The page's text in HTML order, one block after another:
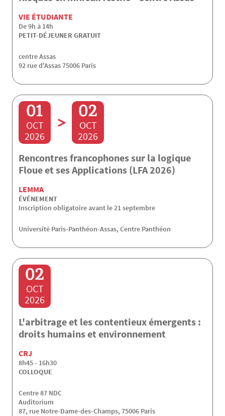
VIE ÉTUDIANTE
De 9h à 14h
PETIT-DÉJEUNER GRATUIT
centre Assas
92 rue d'Assas 75006 Paris
01
OCT
2026
> 02
OCT
2026
Rencontres francophones sur la logique
Floue et ses Applications (LFA 2026)
LEMMA
ÉVÉNEMENT
Inscription obligatoire avant le 21 septembre
Université Paris-Panthéon-Assas, Centre Panthéon
02
OCT
2026
L'arbitrage et les contentieux émergents :
droits humains et environnement
CRJ
8h45 - 16h30
COLLOQUE
Centre 87 NDC
Auditorium
87, rue Notre-Dame-des-Champs, 75006 Paris